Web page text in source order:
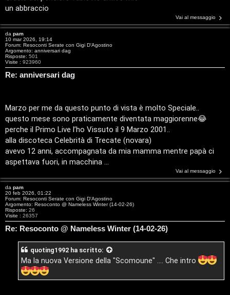
a
F
A
un abbraccio
Vai al messaggio
da pam
10 mar 2026, 19:14
Forum: Resoconti Serate con Gigi D'Agostino
Argomento: anniversari dag
Risposte: 501
Visite : 923960
Re: anniversari dag
Marzo per me da questo punto di vista è molto Speciale..
questo mese sono praticamente diventata maggiorenne😂
perche il Primo Live l’ho Vissuto il 9 Marzo 2001..
alla discoteca Celebrità di Trecate (novara)
avevo 12 anni, accompagnata da mia mamma mentre papà ci
aspettava fuori, in macchina ...
Vai al messaggio
da pam
20 feb 2026, 01:22
Forum: Resoconti Serate con Gigi D'Agostino
Argomento: Resoconto @ Nameless Winter (14-02-26)
Risposte: 26
Visite : 26357
Re: Resoconto @ Nameless Winter (14-02-26)
quoting1992 ha scritto:
Ma la nuova Versione della "Scomoune" .... Che intro
i
l
i
/
D
g
i
t
a
l
S
t
o